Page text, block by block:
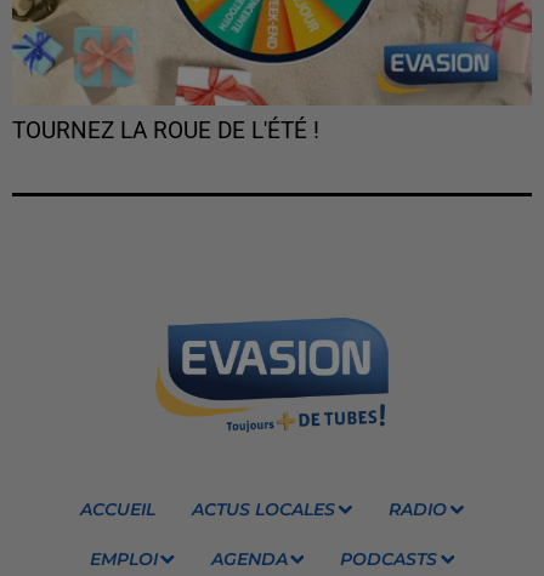
TOURNEZ LA ROUE DE L'ÉTÉ !
ACCUEIL ACTUS LOCALES RADIO
EMPLOI AGENDA PODCASTS